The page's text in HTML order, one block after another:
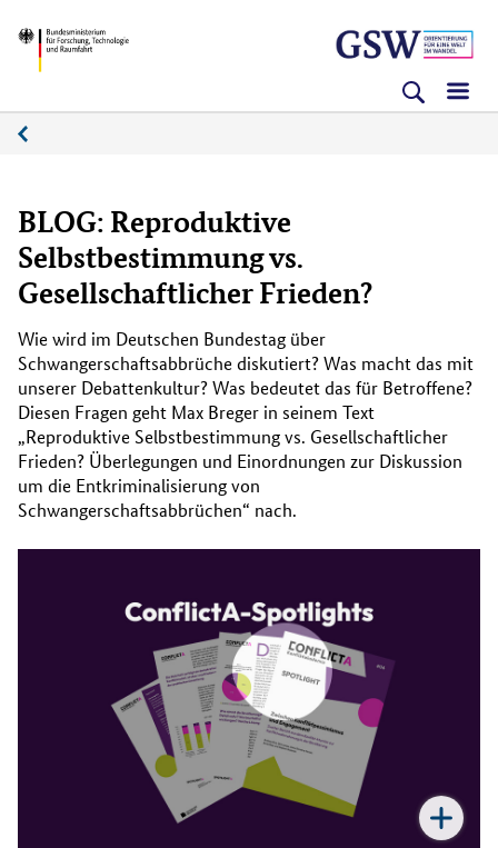
zum
(Eingabetaste)
zum
(Eingabetaste)
zur
(Eingabetaste)
BMFTR
BLOG: Reproduktive
Selbstbestimmung vs.
Gesellschaftlicher Frieden?
Wie wird im Deutschen Bundestag über
Schwangerschaftsabbrüche diskutiert? Was macht das mit
unserer Debattenkultur? Was bedeutet das für Betroffene?
Diesen Fragen geht Max Breger in seinem Text
„Reproduktive Selbstbestimmung vs. Gesellschaftlicher
Frieden? Überlegungen und Einordnungen zur Diskussion
um die Entkriminalisierung von
Schwangerschaftsabbrüchen“ nach.